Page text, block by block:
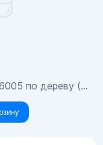
по дереву (100шт)